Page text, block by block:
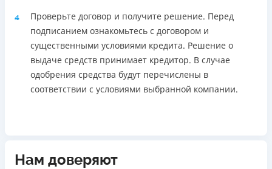
4
Проверьте договор и получите решение. Перед
подписанием ознакомьтесь с договором и
существенными условиями кредита. Решение о
выдаче средств принимает кредитор. В случае
одобрения средства будут перечислены в
соответствии с условиями выбранной компании.
Нам доверяют